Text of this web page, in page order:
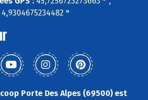
4,9304675234482 °
Porte Des Alpes (69500) est